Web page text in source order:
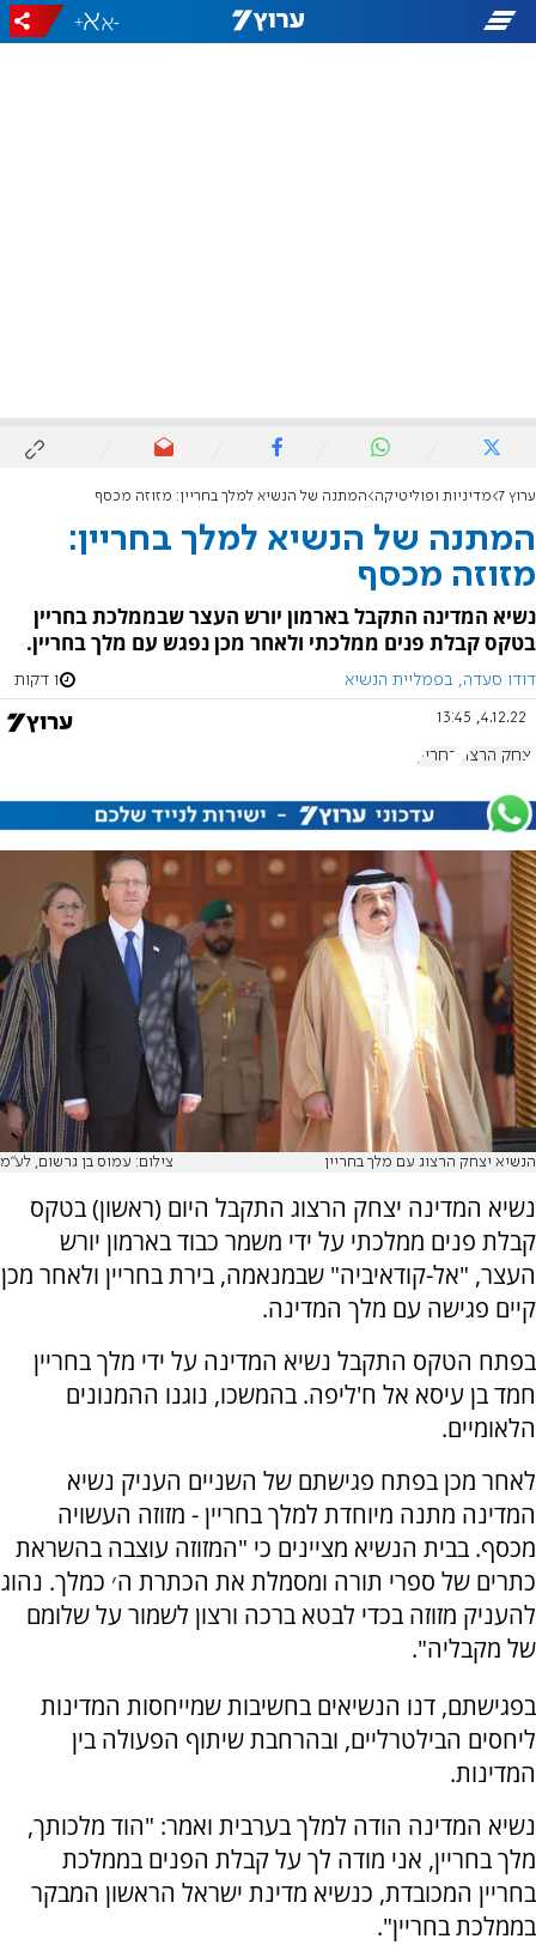
-
+
ערוץ 7 מדיניות ופוליטיקה המתנה של הנשיא למלך בחריין: מזוזה מכסף
המתנה של הנשיא למלך בחריין:
מזוזה מכסף
נשיא המדינה התקבל בארמון יורש העצר שבממלכת בחריין
בטקס קבלת פנים ממלכתי ולאחר מכן נפגש עם מלך בחריין.
דודו סעדה, בפמליית הנשיא 1 דקות
4.12.22, 13:45
יצחק הרצוג בחריין
הנשיא יצחק הרצוג עם מלך בחריין צילום: עמוס בן גרשום, לע"מ
נשיא המדינה יצחק הרצוג התקבל היום (ראשון) בטקס
קבלת פנים ממלכתי על ידי משמר כבוד בארמון יורש
העצר, "אל-קודאיביה" שבמנאמה, בירת בחריין ולאחר מכן
קיים פגישה עם מלך המדינה.
בפתח הטקס התקבל נשיא המדינה על ידי מלך בחריין
חמד בן עיסא אל ח'ליפה. בהמשכו, נוגנו ההמנונים
הלאומיים.
לאחר מכן בפתח פגישתם של השניים העניק נשיא
המדינה מתנה מיוחדת למלך בחריין - מזוזה העשויה
מכסף. בבית הנשיא מציינים כי "המזוזה עוצבה בהשראת
כתרים של ספרי תורה ומסמלת את הכתרת ה׳ כמלך. נהוג
להעניק מזוזה בכדי לבטא ברכה ורצון לשמור על שלומם
של מקבליה".
בפגישתם, דנו הנשיאים בחשיבות שמייחסות המדינות
ליחסים הבילטרליים, ובהרחבת שיתוף הפעולה בין
המדינות.
נשיא המדינה הודה למלך בערבית ואמר: "הוד מלכותך,
מלך בחריין, אני מודה לך על קבלת הפנים בממלכת
בחריין המכובדת, כנשיא מדינת ישראל הראשון המבקר
בממלכת בחריין".